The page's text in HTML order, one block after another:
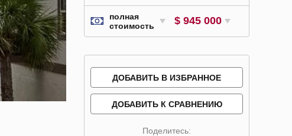
полная
стоимость
$ 945 000
ДОБАВИТЬ В ИЗБРАННОЕ
ДОБАВИТЬ К СРАВНЕНИЮ
Поделитесь: